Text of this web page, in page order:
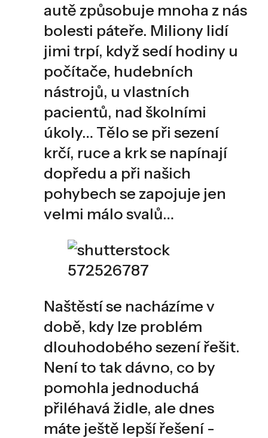
autě způsobuje mnoha z nás
bolesti páteře. Miliony lidí
jimi trpí, když sedí hodiny u
počítače, hudebních
nástrojů, u vlastních
pacientů, nad školními
úkoly… Tělo se při sezení
krčí, ruce a krk se napínají
dopředu a při našich
pohybech se zapojuje jen
velmi málo svalů…
Naštěstí se nacházíme v
době, kdy lze problém
dlouhodobého sezení řešit.
Není to tak dávno, co by
pomohla jednoduchá
přiléhavá židle, ale dnes
máte ještě lepší řešení -